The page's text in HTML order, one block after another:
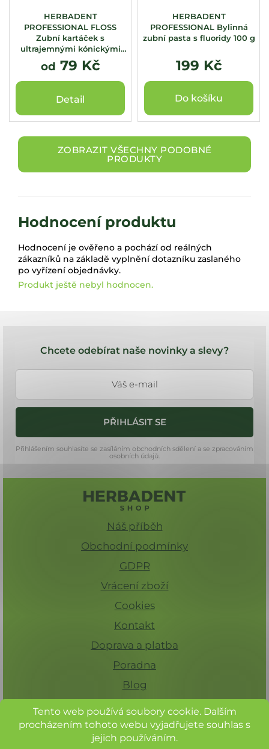
Tento web používá soubory cookie. Dalším
procházením tohoto webu vyjadřujete souhlas s
jejich používáním.
HERBADENT
PROFESSIONAL FLOSS
Zubní kartáček s
ultrajemnými kónickými
vlákny
od 79 Kč
Detail
HERBADENT
PROFESSIONAL Bylinná
zubní pasta s fluoridy 100 g
199 Kč
Do košíku
ZOBRAZIT VŠECHNY PODOBNÉ
PRODUKTY
Hodnocení produktu
Hodnocení je ověřeno a pochází od reálných
zákazníků na základě vyplnění dotazníku zaslaného
po vyřízení objednávky.
Produkt ještě nebyl hodnocen.
Chcete odebírat naše novinky a slevy?
PŘIHLÁSIT SE
Přihlášením souhlasíte se zasíláním obchodních sdělení a se zpracováním
osobních údajů.
Náš příběh
Obchodní podmínky
GDPR
Vrácení zboží
Cookies
Kontakt
Doprava a platba
Poradna
Blog